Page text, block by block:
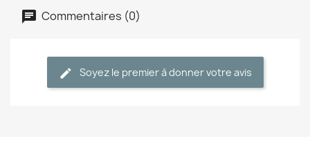
Commentaires (0)
Soyez le premier à donner votre avis